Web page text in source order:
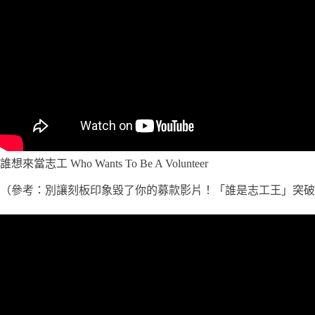
誰想來當志工 Who Wants To Be A Volunteer
（參考：別讓刻板印象毀了你的募款影片！「誰是志工王」突